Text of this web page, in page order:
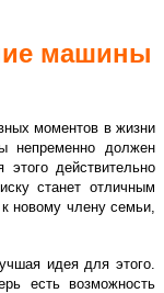
машины
моментов в жизни
непременно должен
действительно
станет отличным
новому члену семьи,
идея для этого.
есть возможность